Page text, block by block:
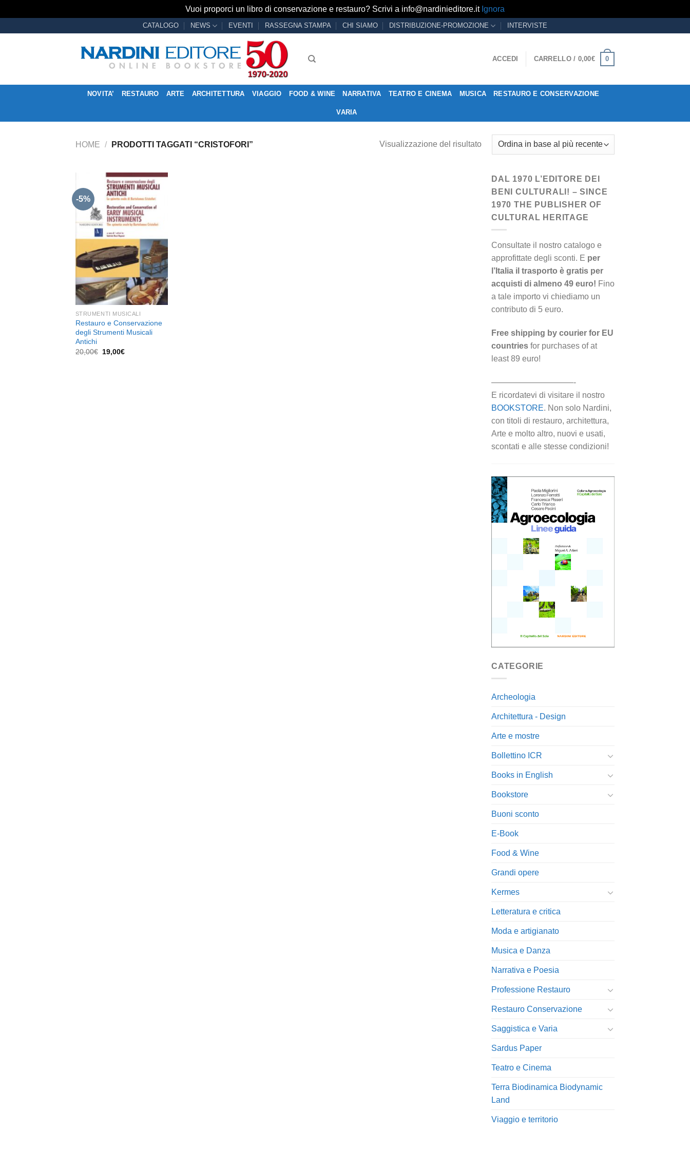
Vuoi proporci un libro di conservazione e restauro? Scrivi a info@nardinieditore.it Ignora
CATALOGO NEWS EVENTI RASSEGNA STAMPA CHI SIAMO DISTRIBUZIONE-PROMOZIONE INTERVISTE
ACCEDI CARRELLO / 0,00€ 0
NOVITA’ RESTAURO ARTE ARCHITETTURA VIAGGIO FOOD & WINE NARRATIVA TEATRO E CINEMA MUSICA RESTAURO E CONSERVAZIONE
VARIA
HOME / PRODOTTI TAGGATI “CRISTOFORI” Visualizzazione del risultato
-5%
Aggiungi
alla lista
desideri
STRUMENTI MUSICALI
Restauro e Conservazione
degli Strumenti Musicali
Antichi
20,00€ Il
19,00€Il
DAL 1970 L’EDITORE DEI
BENI CULTURALI! – SINCE
1970 THE PUBLISHER OF
CULTURAL HERITAGE
Consultate il nostro catalogo e
approfittate degli sconti. E per
l’Italia il trasporto è gratis per
acquisti di almeno 49 euro! Fino
a tale importo vi chiediamo un
contributo di 5 euro.
Free shipping by courier for EU
countries for purchases of at
least 89 euro!
——————————-
E ricordatevi di visitare il nostro
BOOKSTORE. Non solo Nardini,
con titoli di restauro, architettura,
Arte e molto altro, nuovi e usati,
scontati e alle stesse condizioni!
CATEGORIE
Archeologia
Architettura - Design
Arte e mostre
Bollettino ICR
Books in English
Bookstore
Buoni sconto
E-Book
Food & Wine
Grandi opere
Kermes
Letteratura e critica
Moda e artigianato
Musica e Danza
Narrativa e Poesia
Professione Restauro
Restauro Conservazione
Saggistica e Varia
Sardus Paper
Teatro e Cinema
Terra Biodinamica Biodynamic
Land
Viaggio e territorio